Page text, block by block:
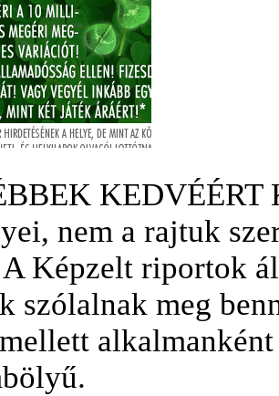
KEDVÉÉRT
nem a rajtuk
Képzelt riportok
szólalnak meg